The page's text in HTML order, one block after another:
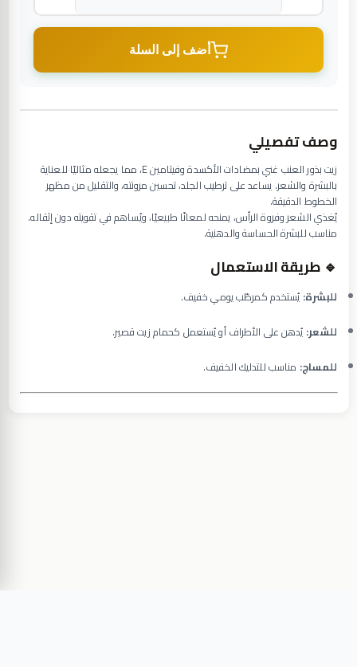
أضف إلى السلة
وصف تفصيلي
زيت بذور العنب غني بمضادات الأكسدة وفيتامين E، مما يجعله مثاليًا للعناية
بالبشرة والشعر. يساعد على ترطيب الجلد، تحسين مرونته، والتقليل من مظهر
الخطوط الدقيقة.
يُغذي الشعر وفروة الرأس، يمنحه لمعانًا طبيعيًا، ويُساهم في تقويته دون إثقاله.
مناسب للبشرة الحساسة والدهنية.
🔹 طريقة الاستعمال
للبشرة: يُستخدم كمرطّب يومي خفيف.
للشعر: يُدهن على الأطراف أو يُستعمل كحمام زيت قصير.
للمساج: مناسب للتدليك الخفيف.